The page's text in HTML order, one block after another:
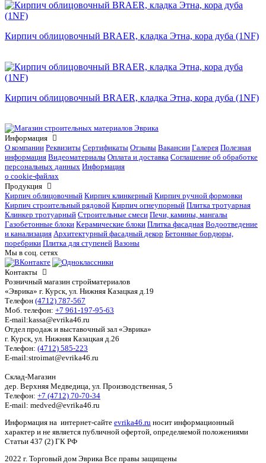
Кирпич облицовочный BRAER, кладка Этна, кора дуба (1NF)
Кирпич облицовочный BRAER, кладка Этна, кора дуба (1NF)
Информация
О компании Реквизиты Сертификаты Отзывы Вакансии Галерея Полезная
информация Видеоматериалы Оплата и доставка Соглашение об обработке
персональных данных Информация
о cookie-файлах
Продукция
Кирпич облицовочный Кирпич клинкерный Кирпич ручной формовки
Кирпич строительный рядовой Кирпич огнеупорный Плитка тротуарная
Клинкер тротуарный Строительные смеси Печи, камины, мангалы
Газобетонные блоки Керамические блоки Плитка фасадная Водоотведение
и канализация Архитектурный фасадный декор Бетонные бордюры,
поребрики Плитка для ступеней Вазоны
Мы в соц. сетях
Контакты
Розничный магазин стройматериалов
«Эврика» г. Курск, ул. Нижняя Казацкая д.19
Телефон (4712) 787-567
Моб. телефон: +7 961-197-95-63
E-mail:kassa@evrika46.ru
Отдел продаж и выставочный зал «Эврика»
г. Курск, ул. Нижняя Казацкая д.26
Телефон: (4712) 585-223
E-mail:stroimat@evrika46.ru
Склад-Магазин
дер. Верхняя Медведица, ул. Производственная, 5
Телефон: +7 (4712) 70-70-34
E-mail: medved@evrika46.ru
Информация на интернет-сайте evrika46.ru носит информационный
характер и не является публичной офертой, определяемой положениями
Статьи 437 (2) ГК РФ
2022 г. Торговый дом Эврика Все правы защищены